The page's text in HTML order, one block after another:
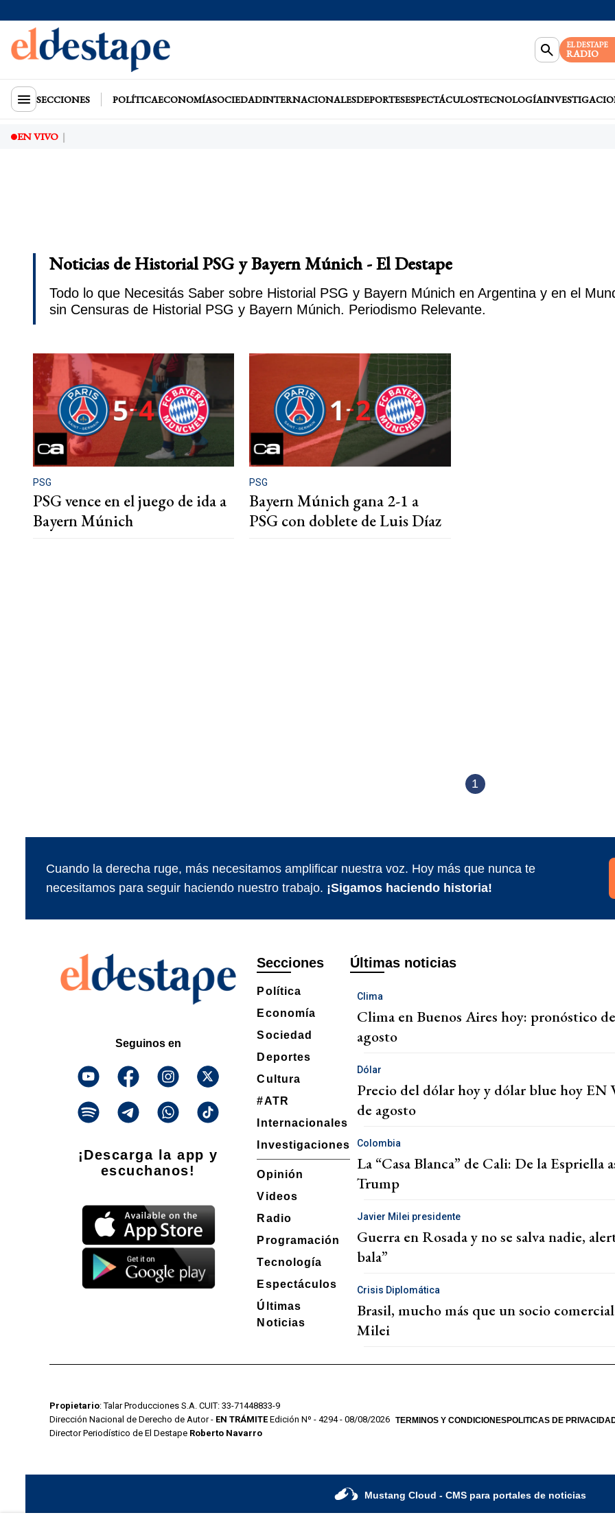
EL DESTAPE
RADIO
SECCIONES POLÍTICAECONOMÍASOCIEDADINTERNACIONALESDEPORTESESPECTÁCULOSTECNOLOGÍA
EN VIVO
Noticias de Historial PSG y Bayern Múnich - El Destape
Todo lo que Necesitás Saber sobre Historial PSG y Bayern Múnich en Argentina y en el
sin Censuras de Historial PSG y Bayern Múnich. Periodismo Relevante.
PSG
PSG vence en el juego de ida a
Bayern Múnich
PSG
Bayern Múnich gana 2-1 a
PSG con doblete de Luis Díaz
1
Cuando la derecha ruge, más necesitamos amplificar nuestra voz. Hoy más que nunca te
necesitamos para seguir haciendo nuestro trabajo. ¡Sigamos haciendo historia!
Seguinos en
¡Descarga la app y
escuchanos!
Secciones
Política
Economía
Sociedad
Deportes
Cultura
#ATR
Internacionales
Investigaciones
Opinión
Videos
Radio
Programación
Tecnología
Espectáculos
Últimas
Noticias
Últimas noticias
Clima
Clima en Buenos Aires hoy: pronóstico
agosto
Dólar
Precio del dólar hoy y dólar blue hoy EN
de agosto
Colombia
La “Casa Blanca” de Cali: De la Espriella
Trump
Javier Milei presidente
Guerra en Rosada y no se salva nadie,
bala”
Crisis Diplomática
Brasil, mucho más que un socio
Milei
Propietario: Talar Producciones S.A. CUIT: 33-71448833-9
Dirección Nacional de Derecho de Autor - EN TRÁMITE Edición Nº - 4294 - 08/08/2026
Director Periodístico de El Destape Roberto Navarro
TERMINOS Y CONDICIONESPOLITICAS DE
Mustang Cloud - CMS para portales de noticias